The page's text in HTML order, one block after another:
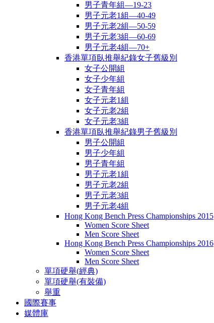
男子青年組—19-23
男子元老1組—40-49
男子元老2組—50-59
男子元老3組—60-69
男子元老4組—70+
香港單項臥推舉紀錄女子舊級別
女子公開組
女子少年組
女子青年組
女子元老1組
女子元老2組
女子元老3組
香港單項臥推舉紀錄男子舊級別
男子公開組
男子少年組
男子青年組
男子元老1組
男子元老2組
男子元老3組
男子元老4組
Hong Kong Bench Press Championships 2015
Women Score Sheet
Men Score Sheet
Hong Kong Bench Press Championships 2016
Women Score Sheet
Men Score Sheet
單項硬舉(經典)
單項硬舉(有裝備)
舉重
國際賽事
媒體庫